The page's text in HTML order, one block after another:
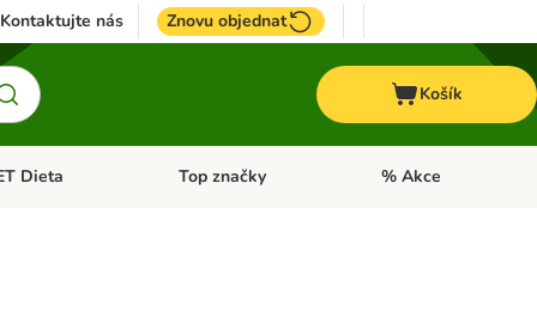
Kontaktujte nás Znovu objednat
Košík
menu: Koně
Dieta Otevřít menu: + VET Dieta
Top značky Otevřít menu: Top
% Akce